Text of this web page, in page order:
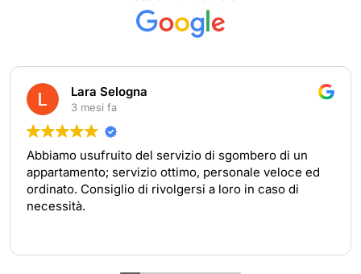
Lara Selogna
3 mesi fa
Abbiamo usufruito del servizio di sgombero di un
appartamento; servizio ottimo, personale veloce ed
ordinato. Consiglio di rivolgersi a loro in caso di
necessità.